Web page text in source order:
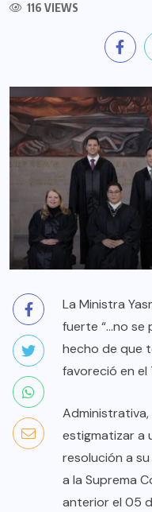
116 VIEWS
La Ministra
fuerte “…no se
hecho de que
favoreció en el
estigmatizar a
resolución a
a la Suprema
anterior el 05